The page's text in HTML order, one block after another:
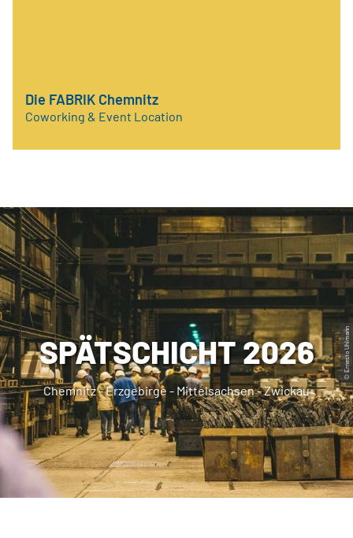
Die FABRIK Chemnitz
Coworking & Event Location
© Ernesto Uhlmann
SPÄTSCHICHT 2026
Chemnitz - Erzgebirge - Mittelsachsen - Zwickau